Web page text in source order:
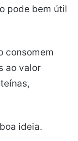
pode bem útil
consomem
ao valor
ideia.